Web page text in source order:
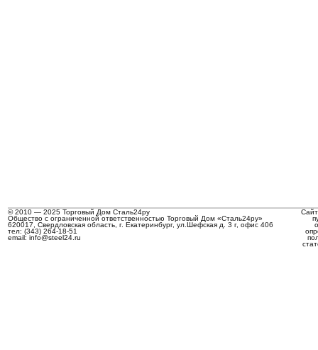
© 2010 — 2025 Торговый Дом Сталь24ру
Общество с ограниченной ответственностью Торговый Дом «Сталь24ру»
620017, Свердловская область, г. Екатеринбург, ул.Шефская д. 3 г, офис 406
тел: (343) 264-18-51
email: info@steel24.ru